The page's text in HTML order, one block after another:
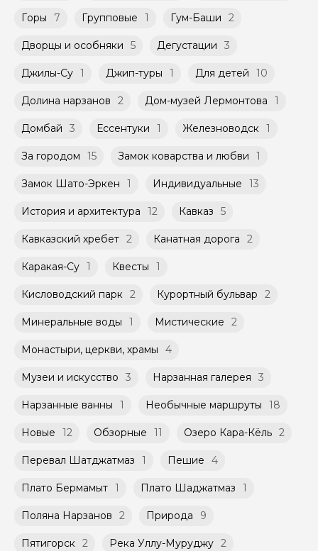
Агрегатором дополнительного соглашения
к Оферте Сервиса.
Способы оплаты на сайте: Картой
российского банка можно оплатить любую
экскурсию.
Мини-группы проводятся на тех же
условиях, что и групповые, но с количество
не более 10 человек)
Горы 7 Групповые 1 Гум-Баши 2
Дворцы и особняки 5 Дегустации 3
Джилы-Су 1 Джип-туры 1 Для детей 10
Долина нарзанов 2 Дом-музей Лермонтова 1
Домбай 3 Ессентуки 1 Железноводск 1
За городом 15 Замок коварства и любви 1
Замок Шато-Эркен 1 Индивидуальные 13
История и архитектура 12 Кавказ 5
Кавказский хребет 2 Канатная дорога 2
Каракая-Су 1 Квесты 1
Кисловодский парк 2 Курортный бульвар 2
Минеральные воды 1 Мистические 2
Монастыри, церкви, храмы 4
Музеи и искусство 3 Нарзанная галерея 3
Нарзанные ванны 1 Необычные маршруты 18
Новые 12 Обзорные 11 Озеро Кара-Кёль 2
Перевал Шатджатмаз 1 Пешие 4
Плато Бермамыт 1 Плато Шаджатмаз 1
Поляна Нарзанов 2 Природа 9
Пятигорск 2 Река Уллу-Муруджу 2